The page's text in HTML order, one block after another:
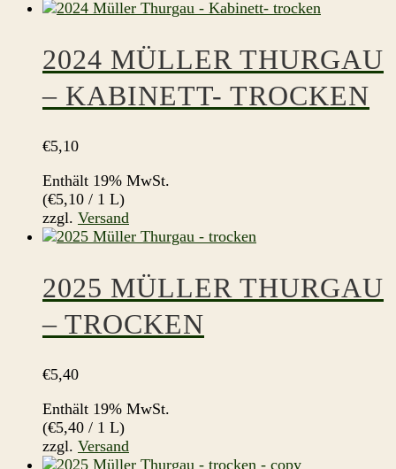
2024 MÜLLER THURGAU
– KABINETT- TROCKEN
€5,10
Enthält 19% MwSt.
(€5,10 / 1 L)
zzgl. Versand
2025 MÜLLER THURGAU
– TROCKEN
€5,40
Enthält 19% MwSt.
(€5,40 / 1 L)
zzgl. Versand